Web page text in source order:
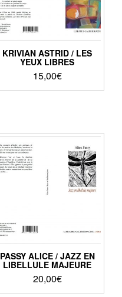
KRIVIAN ASTRID / LES
YEUX LIBRES
15,00€
PASSY ALICE / JAZZ EN
LIBELLULE MAJEURE
20,00€